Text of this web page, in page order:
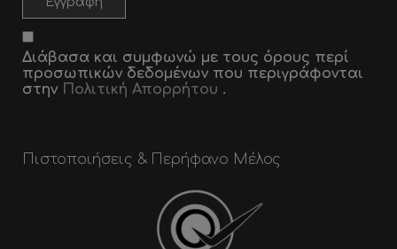
Διάβασα και συμφωνώ με τους όρους περί
προσωπικών δεδομένων που περιγράφονται
στην
Πολιτική Απορρήτου .
Πιστοποιήσεις & Περήφανο Μέλος